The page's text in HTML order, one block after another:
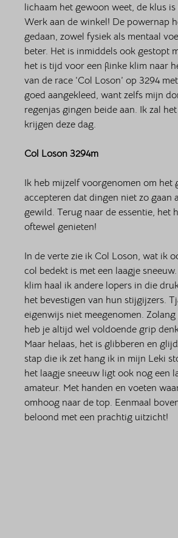
lichaam het gewoon weet, de klus
Werk aan de winkel! De powernap
gedaan, zowel fysiek als mentaal
beter. Het is inmiddels ook gestopt
het is tijd voor een flinke klim naar
van de race ‘Col Loson’ op 3294
goed aangekleed, want zelfs mijn
regenjas gingen beide aan. Ik zal
krijgen deze dag.
Col Loson 3294m
Ik heb mijzelf voorgenomen om het
accepteren dat dingen niet zo gaan
gewild. Terug naar de essentie, het
oftewel genieten!
In de verte zie ik Col Loson, wat ik
col bedekt is met een laagje
klim haal ik andere lopers in die
het bevestigen van hun stijgijzers.
eigenwijs niet meegenomen.
heb je altijd wel voldoende grip
Maar helaas, het is glibberen en
stap die ik zet hang ik in mijn Leki
het laagje sneeuw ligt ook nog een
amateur. Met handen en voeten
omhoog naar de top. Eenmaal
beloond met een prachtig uitzicht!